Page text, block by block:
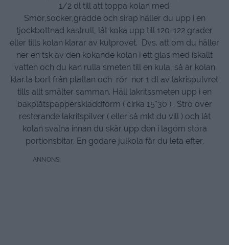
1/2 dl till att toppa kolan med.
Smör,socker,grädde och sirap häller du upp i en
tjockbottnad kastrull, låt koka upp till 120-122 grader
eller tills kolan klarar av kulprovet. Dvs. att om du häller
ner en tsk av den kokande kolan i ett glas med iskallt
vatten och du kan rulla smeten till en kula, så är kolan
klar.ta bort från plattan och rör ner 1 dl av lakrispulvret
tills allt smälter samman. Häll lakritssmeten upp i en
bakplåtspapperskläddform ( cirka 15*30 ) . Strö över
resterande lakritspilver ( eller så mkt du vill ) och låt
kolan svalna innan du skär upp den i lagom stora
portionsbitar. En godare julkola får du leta efter.